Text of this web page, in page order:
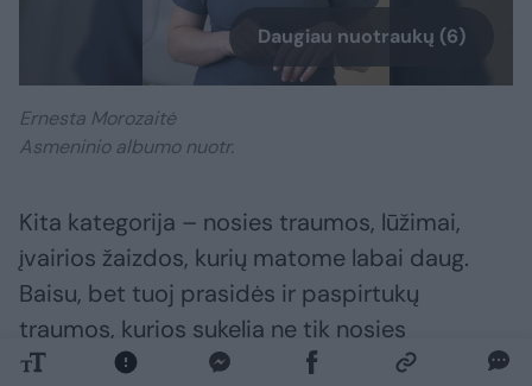
Daugiau nuotraukų (6)
Ernesta Morozaitė
Asmeninio albumo nuotr.
Kita kategorija – nosies traumos, lūžimai,
įvairios žaizdos, kurių matome labai daug.
Baisu, bet tuoj prasidės ir paspirtukų
traumos, kurios sukelia ne tik nosies
sužeidimus, bet ir daugybinius veido kaulų